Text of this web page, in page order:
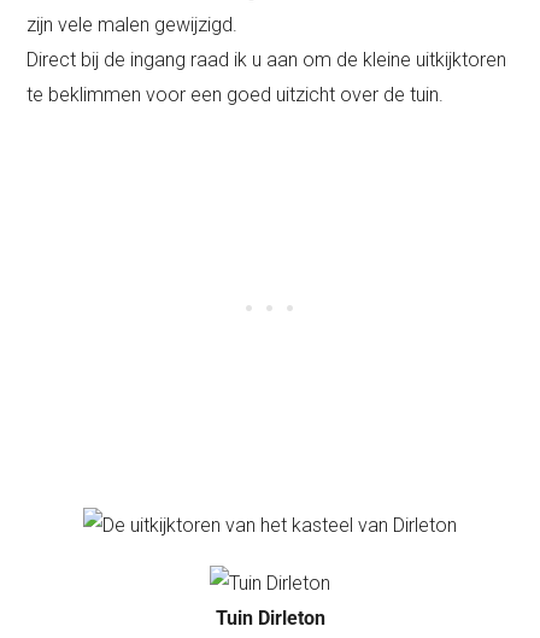
zijn vele malen gewijzigd.
Direct bij de ingang raad ik u aan om de kleine uitkijktoren
te beklimmen voor een goed uitzicht over de tuin.
Tuin Dirleton